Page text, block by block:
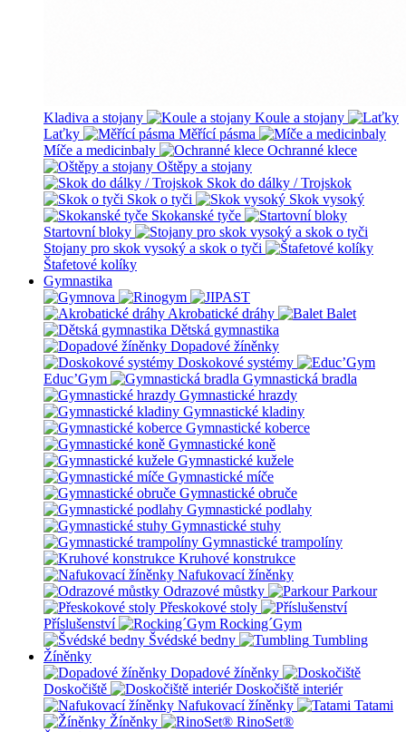
Kladiva a stojany
Koule a stojany
Laťky
Měřící pásma
Míče a medicinbaly
Ochranné klece
Oštěpy a stojany
Skok do dálky / Trojskok
Skok o tyči
Skok vysoký
Skokanské tyče
Startovní bloky
Stojany pro skok vysoký a skok o tyči
Štafetové kolíky
Gymnastika
Akrobatické dráhy
Balet
Dětská gymnastika
Dopadové žíněnky
Doskokové systémy
Educ’Gym
Gymnastická bradla
Gymnastické hrazdy
Gymnastické kladiny
Gymnastické koberce
Gymnastické koně
Gymnastické kužele
Gymnastické míče
Gymnastické obruče
Gymnastické podlahy
Gymnastické stuhy
Gymnastické trampolíny
Kruhové konstrukce
Nafukovací žíněnky
Odrazové můstky
Parkour
Přeskokové stoly
Příslušenství
Rocking´Gym
Švédské bedny
Tumbling
Žíněnky
Dopadové žíněnky
Doskočiště
Doskočiště interiér
Nafukovací žíněnky
Tatami
Žíněnky
RinoSet®